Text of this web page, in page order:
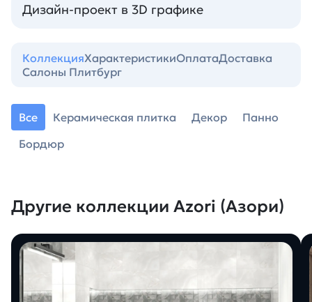
Дизайн-проект в 3D графике
КоллекцияХарактеристикиОплатаДоставка
Салоны Плитбург
Все Керамическая плитка Декор
Панно
Бордюр
Другие коллекции Azori (Азори)